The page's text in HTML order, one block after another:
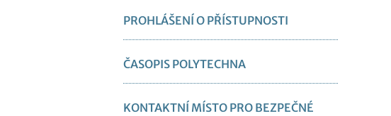
PROHLÁŠENÍ O PŘÍSTUPNOSTI
ČASOPIS POLYTECHNA
KONTAKTNÍ MÍSTO PRO BEZPEČNÉ